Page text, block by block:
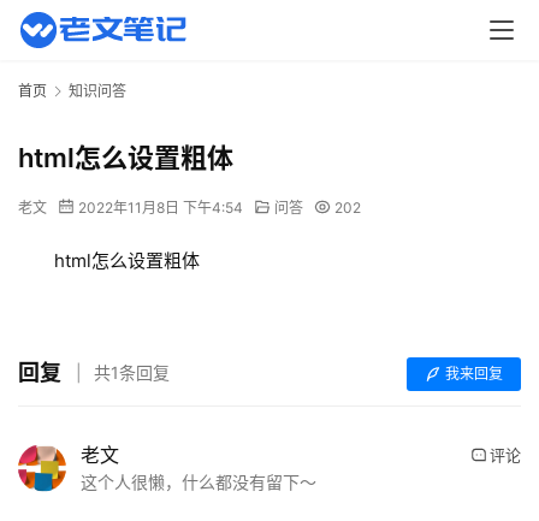
首页 知识问答
html怎么设置粗体
老文 2022年11月8日 下午4:54 问答 202
html怎么设置粗体
回复 共1条回复 我来回复
老文
这个人很懒，什么都没有留下～
评论